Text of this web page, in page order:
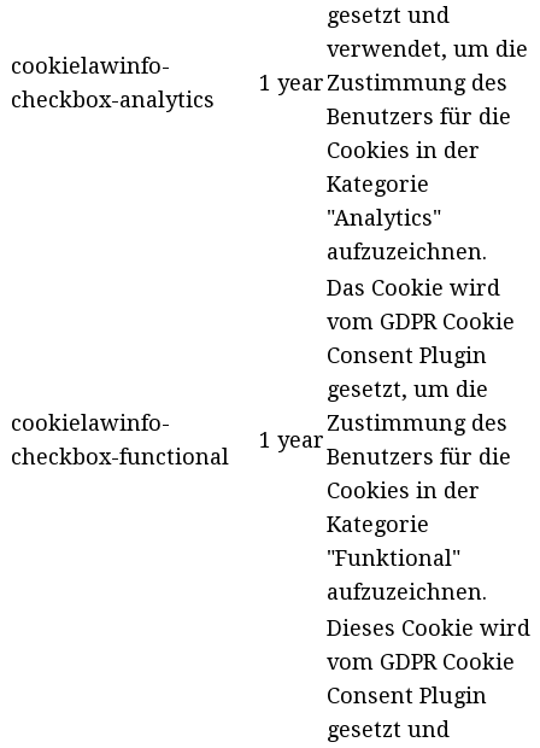
cookielawinfo-
checkbox-analytics
1 year
gesetzt und
verwendet, um die
Zustimmung des
Benutzers für die
Cookies in der
Kategorie
"Analytics"
aufzuzeichnen.
cookielawinfo-
checkbox-functional
1 year
Das Cookie wird
vom GDPR Cookie
Consent Plugin
gesetzt, um die
Zustimmung des
Benutzers für die
Cookies in der
Kategorie
"Funktional"
aufzuzeichnen.
Dieses Cookie wird
vom GDPR Cookie
Consent Plugin
gesetzt und